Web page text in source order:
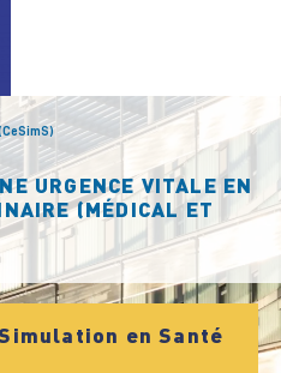
URGENCE VITALE EN
(MÉDICAL ET
en Santé